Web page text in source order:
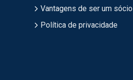
Vantagens de ser um sócio
Política de privacidade